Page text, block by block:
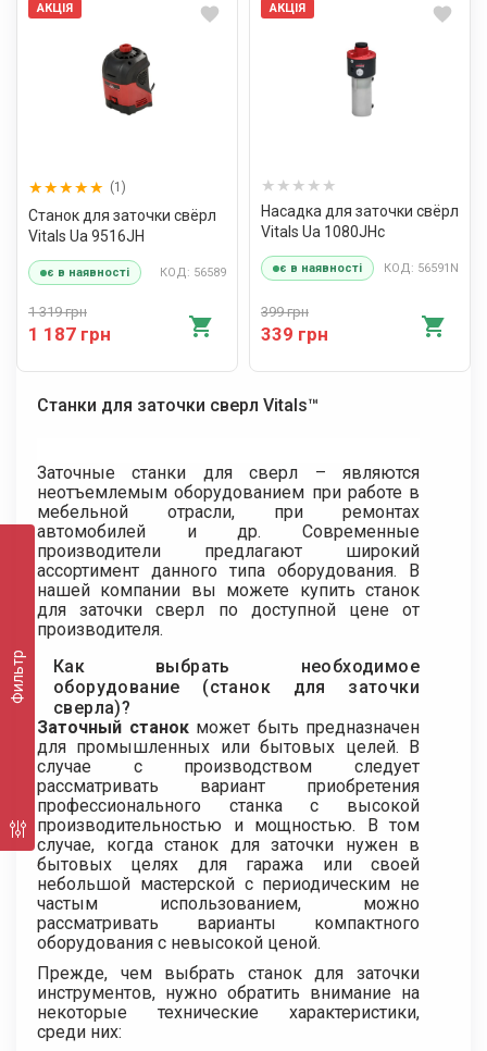
Фильтр
АКЦІЯ
(1)
Станок для заточки свёрл
Vitals Ua 9516JH
є в наявності КОД: 56589
1 319 грн
1 187 грн
АКЦІЯ
Насадка для заточки свёрл
Vitals Ua 1080JHc
є в наявності КОД: 56591N
399 грн
339 грн
Станки для заточки сверл Vitals™
Заточные станки для сверл – являются
неотъемлемым оборудованием при работе в
мебельной отрасли, при ремонтах
автомобилей и др. Современные
производители предлагают широкий
ассортимент данного типа оборудования. В
нашей компании вы можете купить станок
для заточки сверл по доступной цене от
производителя.
Как выбрать необходимое
оборудование (станок для заточки
сверла)?
Заточный станокможет быть предназначен
для промышленных или бытовых целей. В
случае с производством следует
рассматривать вариант приобретения
профессионального станка с высокой
производительностью и мощностью. В том
случае, когда станок для заточки нужен в
бытовых целях для гаража или своей
небольшой мастерской с периодическим не
частым использованием, можно
рассматривать варианты компактного
оборудования с невысокой ценой.
Прежде, чем выбрать станок для заточки
инструментов, нужно обратить внимание на
некоторые технические характеристики,
среди них: